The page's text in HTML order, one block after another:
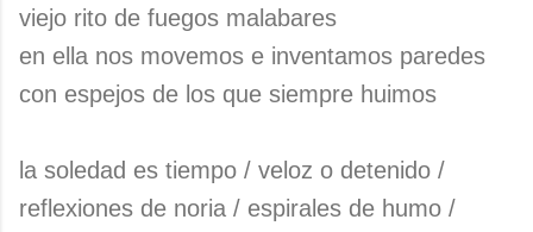
viejo rito de fuegos malabares
en ella nos movemos e inventamos paredes
con espejos de los que siempre huimos
la soledad es tiempo / veloz o detenido /
reflexiones de noria / espirales de humo /